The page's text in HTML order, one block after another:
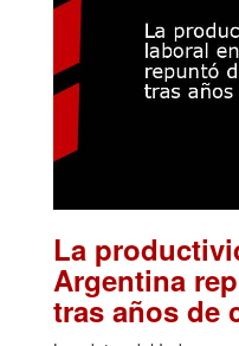
La
Argentina
tras años de